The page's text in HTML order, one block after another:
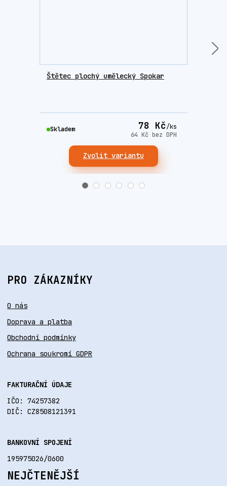
Štětec plochý umělecký Spokar
78 Kč/ks
64 Kč bez DPH
Skladem
Zvolit variantu
PRO ZÁKAZNÍKY
O nás
Doprava a platba
Obchodní podmínky
Ochrana soukromí GDPR
FAKTURAČNÍ ÚDAJE
IČO: 74257382
DIČ: CZ8508121391
BANKOVNÍ SPOJENÍ
195975026/0600
NEJČTENĚJŠÍ